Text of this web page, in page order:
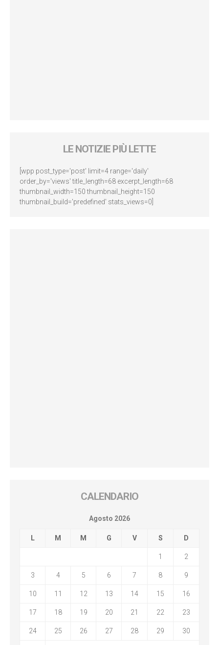
LE NOTIZIE PIÙ LETTE
[wpp post_type='post' limit=4 range='daily'
order_by='views' title_length=68 excerpt_length=68
thumbnail_width=150 thumbnail_height=150
thumbnail_build='predefined' stats_views=0]
CALENDARIO
Agosto 2026
L M M G V S D
1 2
3 4 5 6 7 8 9
10 11 12 13 14 15 16
17 18 19 20 21 22 23
24 25 26 27 28 29 30